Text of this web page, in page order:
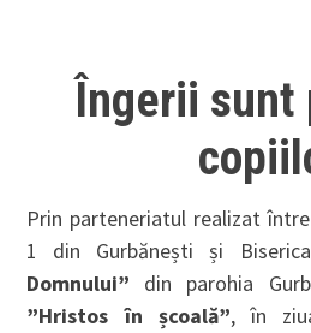
Îngerii sunt
Prin parteneriatul realizat
1 din Gurbănești și
Domnului” din parohia
”Hristos în școală”, în